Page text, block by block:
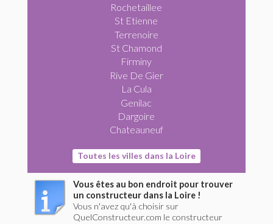
Rochetaillee
St Etienne
Terrenoire
St Chamond
Firminy
Rive De Gier
La Cula
Genilac
Dargoire
Chateauneuf
Toutes les villes dans la Loire
Vous êtes au bon endroit pour trouver
un constructeur dans la Loire !
Vous n'avez qu'à choisir sur
QuelConstructeur.com le constructeur